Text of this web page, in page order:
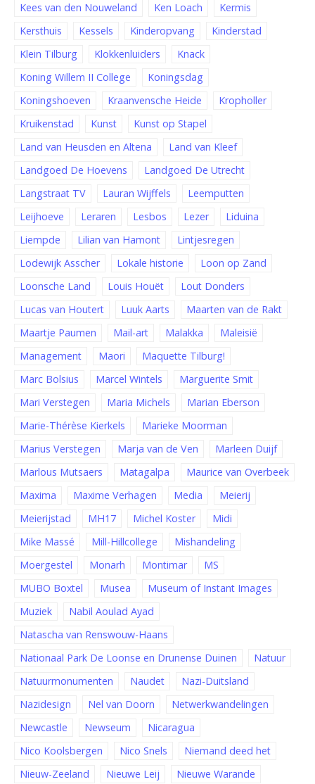
Kees van den Nouweland Ken Loach
Kermis
Kersthuis
Kessels Kinderopvang
Kinderstad
Klein Tilburg
Klokkenluiders
Knack
Koning Willem II College
Koningsdag
Koningshoeven
Kraanvensche Heide
Kropholler
Kruikenstad
Kunst
Kunst op Stapel
Land van Heusden en Altena
Land van Kleef
Landgoed De Hoevens
Landgoed De Utrecht
Langstraat TV
Lauran Wijffels
Leemputten
Leijhoeve
Leraren Lesbos Lezer
Liduina
Liempde
Lilian van Hamont
Lintjesregen
Lodewijk Asscher
Lokale historie
Loon op Zand
Loonsche Land
Louis Houët
Lout Donders
Lucas van Houtert
Luuk Aarts
Maarten van de Rakt
Maartje Paumen
Mail-art Malakka
Maleisië
Management
Maori
Maquette Tilburg!
Marc Bolsius
Marcel Wintels
Marguerite Smit
Mari Verstegen
Maria Michels
Marian Eberson
Marie-Thérèse Kierkels
Marieke Moorman
Marius Verstegen
Marja van de Ven
Marleen Duijf
Marlous Mutsaers
Matagalpa
Maurice van Overbeek
Maxima
Maxime Verhagen Media
Meierij
Meierijstad
MH17 Michel Koster
Midi
Mike Massé
Mill-Hillcollege
Mishandeling
Moergestel
Monarh Montimar
MS
MUBO Boxtel
Musea
Museum of Instant Images
Muziek
Nabil Aoulad Ayad
Natascha van Renswouw-Haans
Nationaal Park De Loonse en Drunense Duinen
Natuur
Natuurmonumenten
Naudet
Nazi-Duitsland
Nazidesign
Nel van Doorn
Netwerkwandelingen
Newcastle
Newseum
Nicaragua
Nico Koolsbergen
Nico Snels
Niemand deed het
Nieuw-Zeeland
Nieuwe Leij
Nieuwe Warande